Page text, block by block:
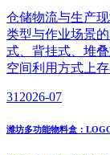
仓储物流与生产
类型与作业场景
式、背挂式、堆
空间利用方式上存
31 2026-07
潍坊多功能物料盒：